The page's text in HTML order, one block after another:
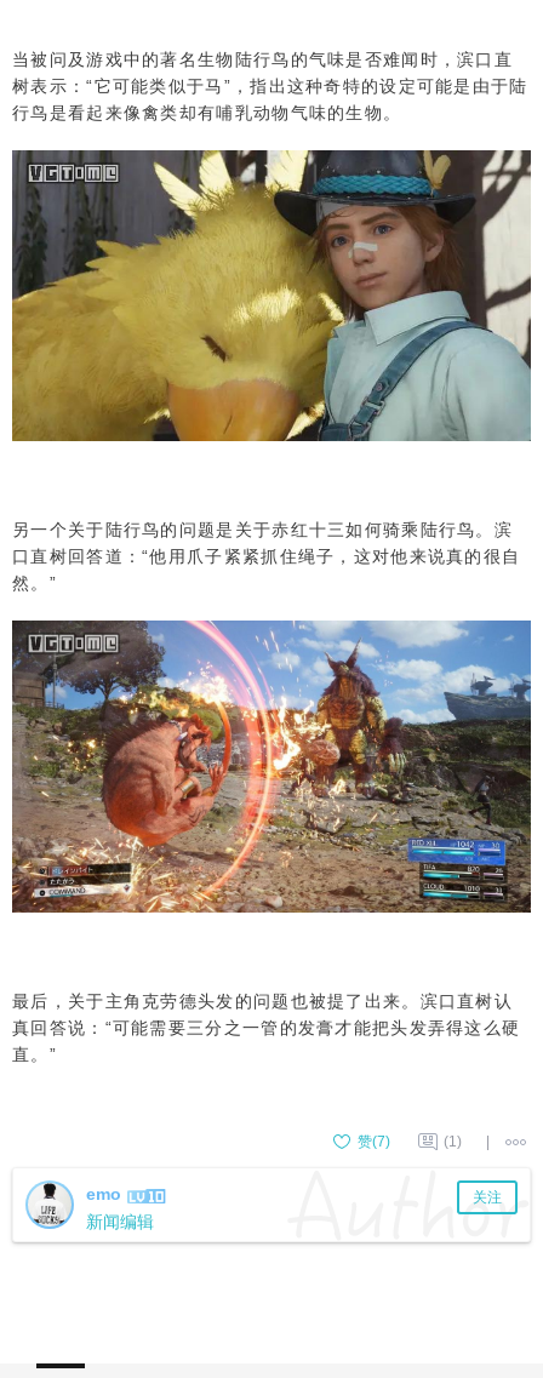
当被问及游戏中的著名生物陆行鸟的气味是否难闻时，滨口直
树表示：“它可能类似于马”，指出这种奇特的设定可能是由于陆
行鸟是看起来像禽类却有哺乳动物气味的生物。
另一个关于陆行鸟的问题是关于赤红十三如何骑乘陆行鸟。滨
口直树回答道：“他用爪子紧紧抓住绳子，这对他来说真的很自
然。”
最后，关于主角克劳德头发的问题也被提了出来。滨口直树认
真回答说：“可能需要三分之一管的发膏才能把头发弄得这么硬
直。”
(1)
赞(7)
emo
新闻编辑
关注